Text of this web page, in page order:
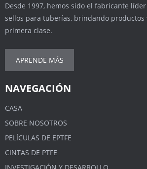
Desde 1997, hemos sido el fabricante
sellos para tuberías, brindando productos
primera clase.
APRENDE MÁS
NAVEGACIÓN
CASA
SOBRE NOSOTROS
PELÍCULAS DE EPTFE
CINTAS DE PTFE